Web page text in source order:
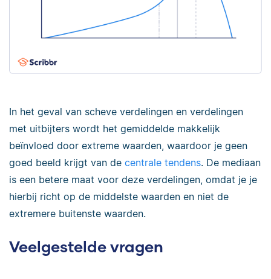
In het geval van scheve verdelingen en verdelingen
met uitbijters wordt het gemiddelde makkelijk
beïnvloed door extreme waarden, waardoor je geen
goed beeld krijgt van de centrale tendens. De mediaan
is een betere maat voor deze verdelingen, omdat je je
hierbij richt op de middelste waarden en niet de
extremere buitenste waarden.
Veelgestelde vragen